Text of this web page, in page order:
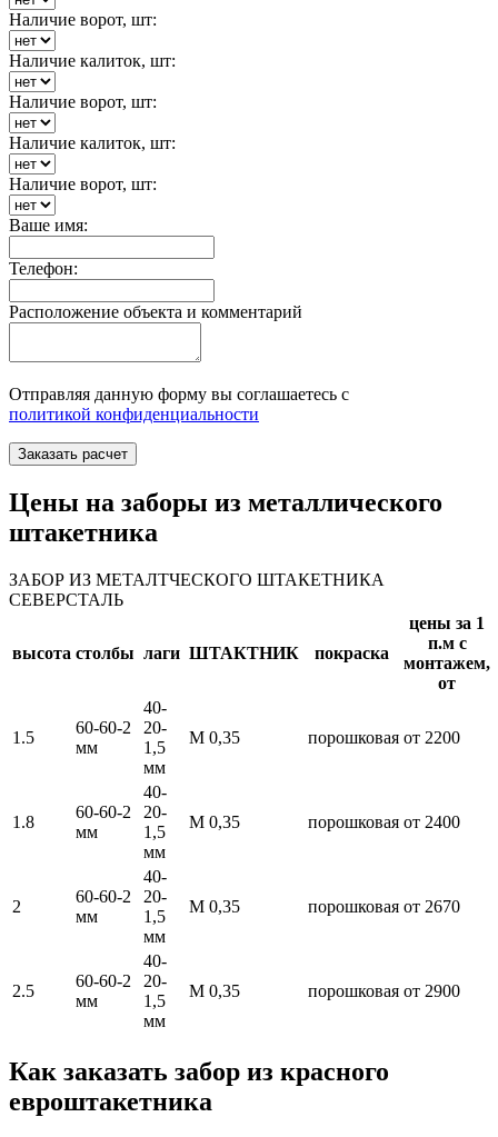
Наличие ворот, шт:
Наличие калиток, шт:
Наличие ворот, шт:
Наличие калиток, шт:
Наличие ворот, шт:
Ваше имя:
Телефон:
Расположение объекта и комментарий
Отправляя данную форму вы соглашаетесь с
политикой конфиденциальности
Заказать расчет
Цены на заборы из металлического
штакетника
ЗАБОР ИЗ МЕТАЛТЧЕСКОГО ШТАКЕТНИКА
СЕВЕРСТАЛЬ
высота столбы лаги ШТАКТНИК покраска
цены за 1
п.м с
монтажем,
от
1.5
60-60-2
мм
40-
20-
1,5
мм
М 0,35 порошковая от 2200
1.8
60-60-2
мм
40-
20-
1,5
мм
М 0,35 порошковая от 2400
2
60-60-2
мм
40-
20-
1,5
мм
М 0,35 порошковая от 2670
2.5
60-60-2
мм
40-
20-
1,5
мм
М 0,35 порошковая от 2900
Как заказать забор из красного
евроштакетника